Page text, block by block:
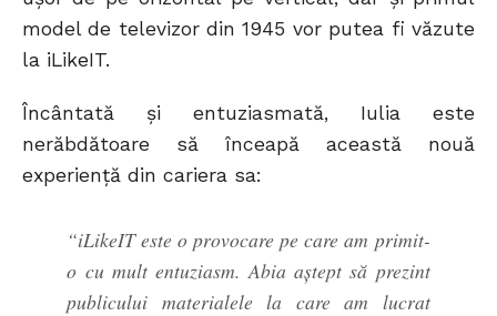
model de televizor din 1945 vor putea fi văzute
la iLikeIT.
Încântată și entuziasmată, Iulia este
nerăbdătoare să înceapă această nouă
experiență din cariera sa:
“iLikeIT este o provocare pe care am primit-
o cu mult entuziasm. Abia aștept să prezint
publicului materialele la care am lucrat